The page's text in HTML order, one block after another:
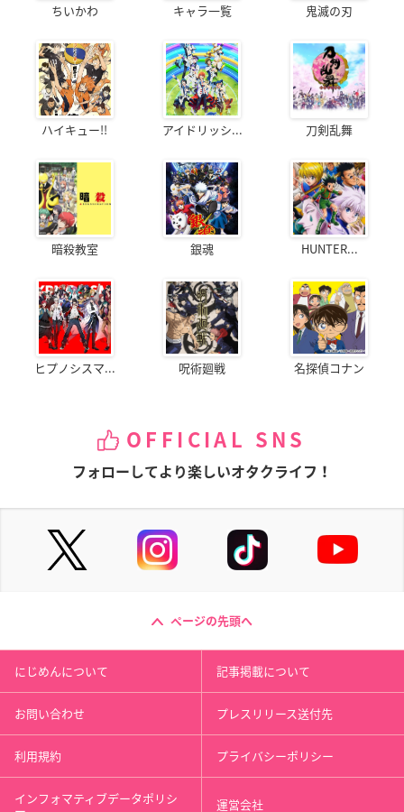
ちいかわ キャラ一覧 鬼滅の刃
ハイキュー!! アイドリッシ... 刀剣乱舞
暗殺教室 銀魂 HUNTER...
ヒプノシスマ... 呪術廻戦 名探偵コナン
OFFICIAL SNS
フォローしてより楽しいオタクライフ！
ページの先頭へ
にじめんについて 記事掲載について
お問い合わせ プレスリリース送付先
利用規約 プライバシーポリシー
インフォマティブデータポリシ 運営会社